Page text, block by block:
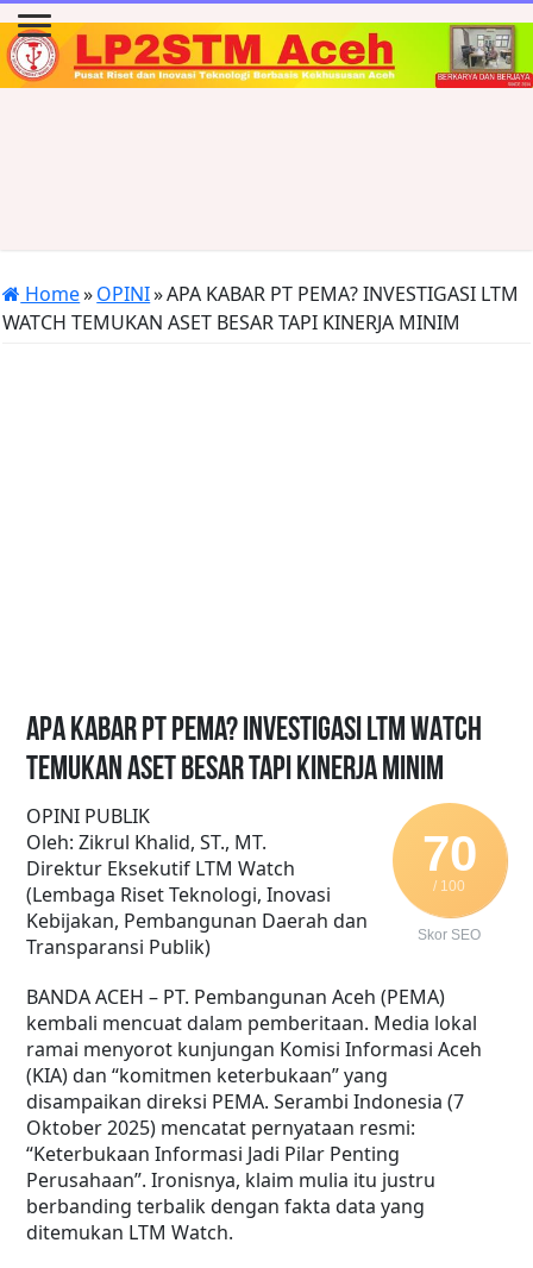
Home»OPINI»APA KABAR PT PEMA? INVESTIGASI LTM
WATCH TEMUKAN ASET BESAR TAPI KINERJA MINIM
APA KABAR PT PEMA? INVESTIGASI LTM WATCH
TEMUKAN ASET BESAR TAPI KINERJA MINIM
70
/ 100
Skor SEO
OPINI PUBLIK
Oleh: Zikrul Khalid, ST., MT.
Direktur Eksekutif LTM Watch
(Lembaga Riset Teknologi, Inovasi
Kebijakan, Pembangunan Daerah dan
Transparansi Publik)
BANDA ACEH – PT. Pembangunan Aceh (PEMA)
kembali mencuat dalam pemberitaan. Media lokal
ramai menyorot kunjungan Komisi Informasi Aceh
(KIA) dan “komitmen keterbukaan” yang
disampaikan direksi PEMA. Serambi Indonesia (7
Oktober 2025) mencatat pernyataan resmi:
“Keterbukaan Informasi Jadi Pilar Penting
Perusahaan”. Ironisnya, klaim mulia itu justru
berbanding terbalik dengan fakta data yang
ditemukan LTM Watch.